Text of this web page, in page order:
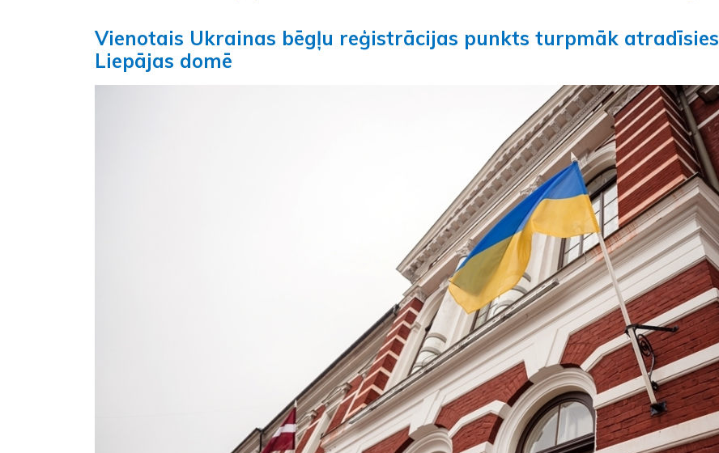
Vienotais Ukrainas bēgļu reģistrācijas punkts turpmāk atradīsies
Liepājas domē